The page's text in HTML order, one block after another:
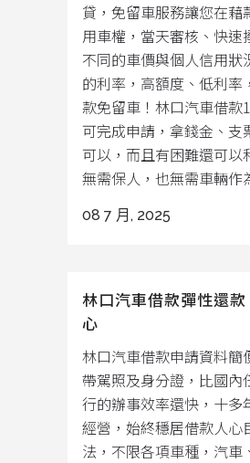
貸，免留車服務讓您在藉
用車權，當天審核、快速
不同的車價與個人信用狀
的利率，高額度、低利率
款免留車！林口汽車借款
可完成申請，拿錢金、支
可以，而且有困難還可以
無需保人，也無需車輛作
08 7 月, 2025
林口汽車借款彈性還
心
林口汽車借款申請資料簡
帶駕照及身分證，比國內
行的辦事效率還快，十多
經營，始終穩居借款人心
法，不限各項車種，汽車